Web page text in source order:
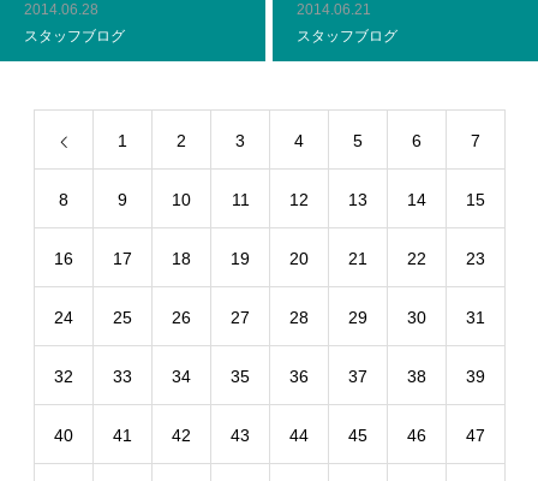
2014.06.28
スタッフブログ
2014.06.21
スタッフブログ
1 2 3 4 5 6 7
8 9 10 11 12 13 14 15
16 17 18 19 20 21 22 23
24 25 26 27 28 29 30 31
32 33 34 35 36 37 38 39
40 41 42 43 44 45 46 47